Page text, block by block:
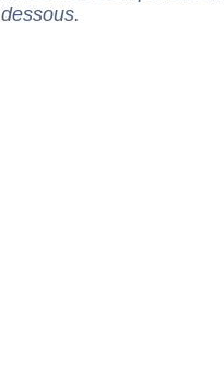
dessous.